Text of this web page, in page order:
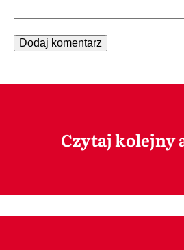
Czytaj kolejny